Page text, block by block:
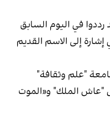
في اليوم السابق
إلى الاسم القديم
"علم وثقافة"
"عاش الملك" و«الموت